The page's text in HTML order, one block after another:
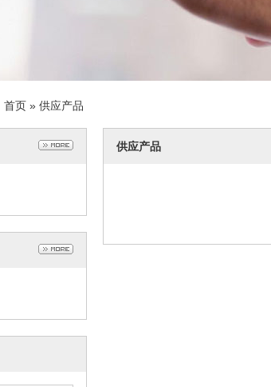
首页 » 供应产品
供应产品